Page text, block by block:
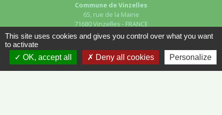
Commune de Vinzelles
65, rue de la Mairie
71680 Vinzelles - FRANCE
+33 3 85 35 61 19
Contact par formulaire
This site uses cookies and gives you control over what you want
to activate
OK, accept all
Deny all cookies Personalize